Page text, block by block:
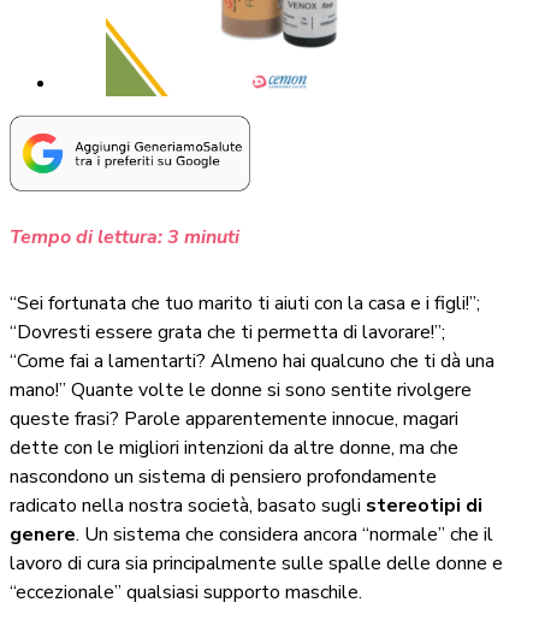
Tempo di lettura:3 minuti
“Sei fortunata che tuo marito ti aiuti con la casa e i figli!”;
“Dovresti essere grata che ti permetta di lavorare!”;
“Come fai a lamentarti? Almeno hai qualcuno che ti dà una
mano!” Quante volte le donne si sono sentite rivolgere
queste frasi? Parole apparentemente innocue, magari
dette con le migliori intenzioni da altre donne, ma che
nascondono un sistema di pensiero profondamente
radicato nella nostra società, basato sugli stereotipi di
genere. Un sistema che considera ancora “normale” che il
lavoro di cura sia principalmente sulle spalle delle donne e
“eccezionale” qualsiasi supporto maschile.